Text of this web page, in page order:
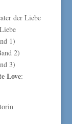
der Liebe
1)
2)
3)
Love: